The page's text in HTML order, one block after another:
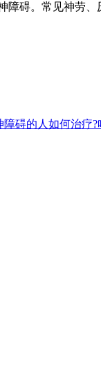
碍。常见神劳、
障碍的人如何治疗?